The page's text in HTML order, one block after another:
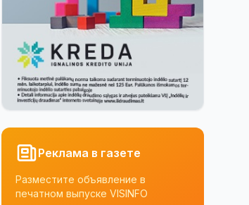
Реклама в газете
Разместите объявление в
печатном выпуске VISINFO